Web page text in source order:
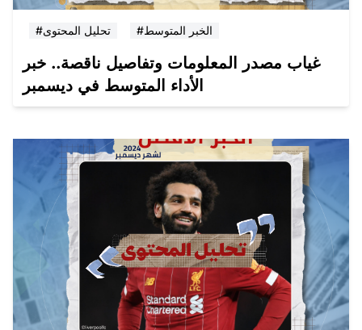
#تحليل المحتوى #الخبر المتوسط
غياب مصدر المعلومات وتفاصيل ناقصة.. خبر
الأداء المتوسط في ديسمبر